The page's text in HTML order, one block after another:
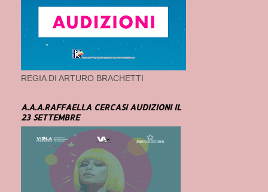
REGIA DI ARTURO BRACHETTI
A.A.A.RAFFAELLA CERCASI AUDIZIONI IL
23 SETTEMBRE